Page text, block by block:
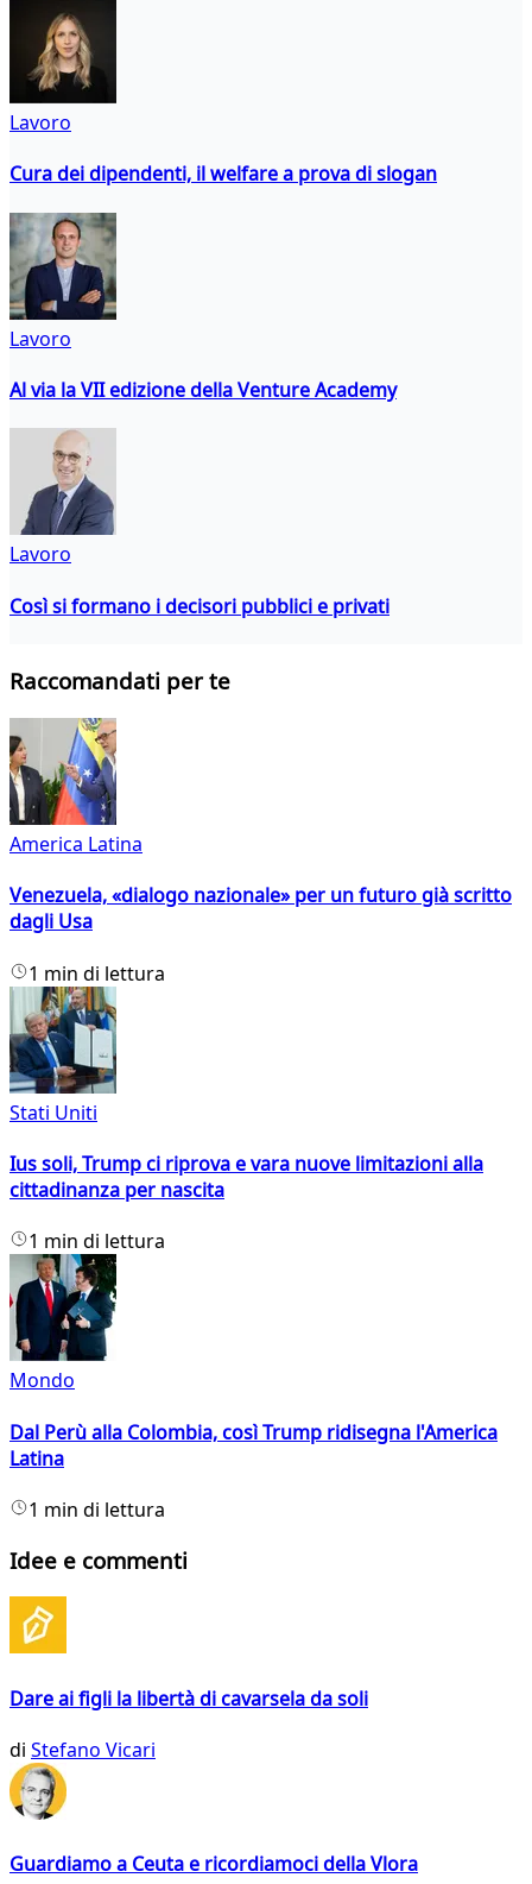
Lavoro
Cura dei dipendenti, il welfare a prova di slogan
Lavoro
Al via la VII edizione della Venture Academy
Lavoro
Così si formano i decisori pubblici e privati
Raccomandati per te
America Latina
Venezuela, «dialogo nazionale» per un futuro già scritto
dagli Usa
1 min di lettura
Stati Uniti
Ius soli, Trump ci riprova e vara nuove limitazioni alla
cittadinanza per nascita
1 min di lettura
Mondo
Dal Perù alla Colombia, così Trump ridisegna l'America
Latina
1 min di lettura
Idee e commenti
Dare ai figli la libertà di cavarsela da soli
di Stefano Vicari
Guardiamo a Ceuta e ricordiamoci della Vlora